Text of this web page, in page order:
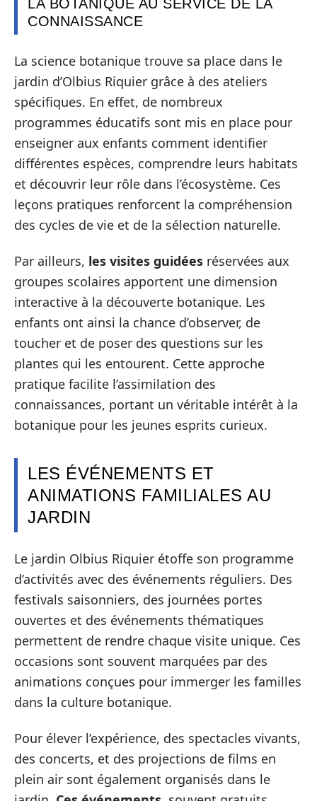
LA BOTANIQUE AU SERVICE DE LA
CONNAISSANCE
La science botanique trouve sa place dans le
jardin d’Olbius Riquier grâce à des ateliers
spécifiques. En effet, de nombreux
programmes éducatifs sont mis en place pour
enseigner aux enfants comment identifier
différentes espèces, comprendre leurs habitats
et découvrir leur rôle dans l’écosystème. Ces
leçons pratiques renforcent la compréhension
des cycles de vie et de la sélection naturelle.
Par ailleurs, les visites guidées réservées aux
groupes scolaires apportent une dimension
interactive à la découverte botanique. Les
enfants ont ainsi la chance d’observer, de
toucher et de poser des questions sur les
plantes qui les entourent. Cette approche
pratique facilite l’assimilation des
connaissances, portant un véritable intérêt à la
botanique pour les jeunes esprits curieux.
LES ÉVÉNEMENTS ET
ANIMATIONS FAMILIALES AU
JARDIN
Le jardin Olbius Riquier étoffe son programme
d’activités avec des événements réguliers. Des
festivals saisonniers, des journées portes
ouvertes et des événements thématiques
permettent de rendre chaque visite unique. Ces
occasions sont souvent marquées par des
animations conçues pour immerger les familles
dans la culture botanique.
Pour élever l’expérience, des spectacles vivants,
des concerts, et des projections de films en
plein air sont également organisés dans le